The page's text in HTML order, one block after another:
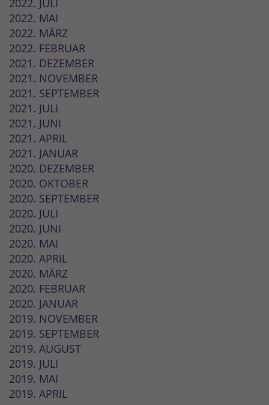
2022. JULI
2022. MAI
2022. MÄRZ
2022. FEBRUAR
2021. DEZEMBER
2021. NOVEMBER
2021. SEPTEMBER
2021. JULI
2021. JUNI
2021. APRIL
2021. JANUAR
2020. DEZEMBER
2020. OKTOBER
2020. SEPTEMBER
2020. JULI
2020. JUNI
2020. MAI
2020. APRIL
2020. MÄRZ
2020. FEBRUAR
2020. JANUAR
2019. NOVEMBER
2019. SEPTEMBER
2019. AUGUST
2019. JULI
2019. MAI
2019. APRIL